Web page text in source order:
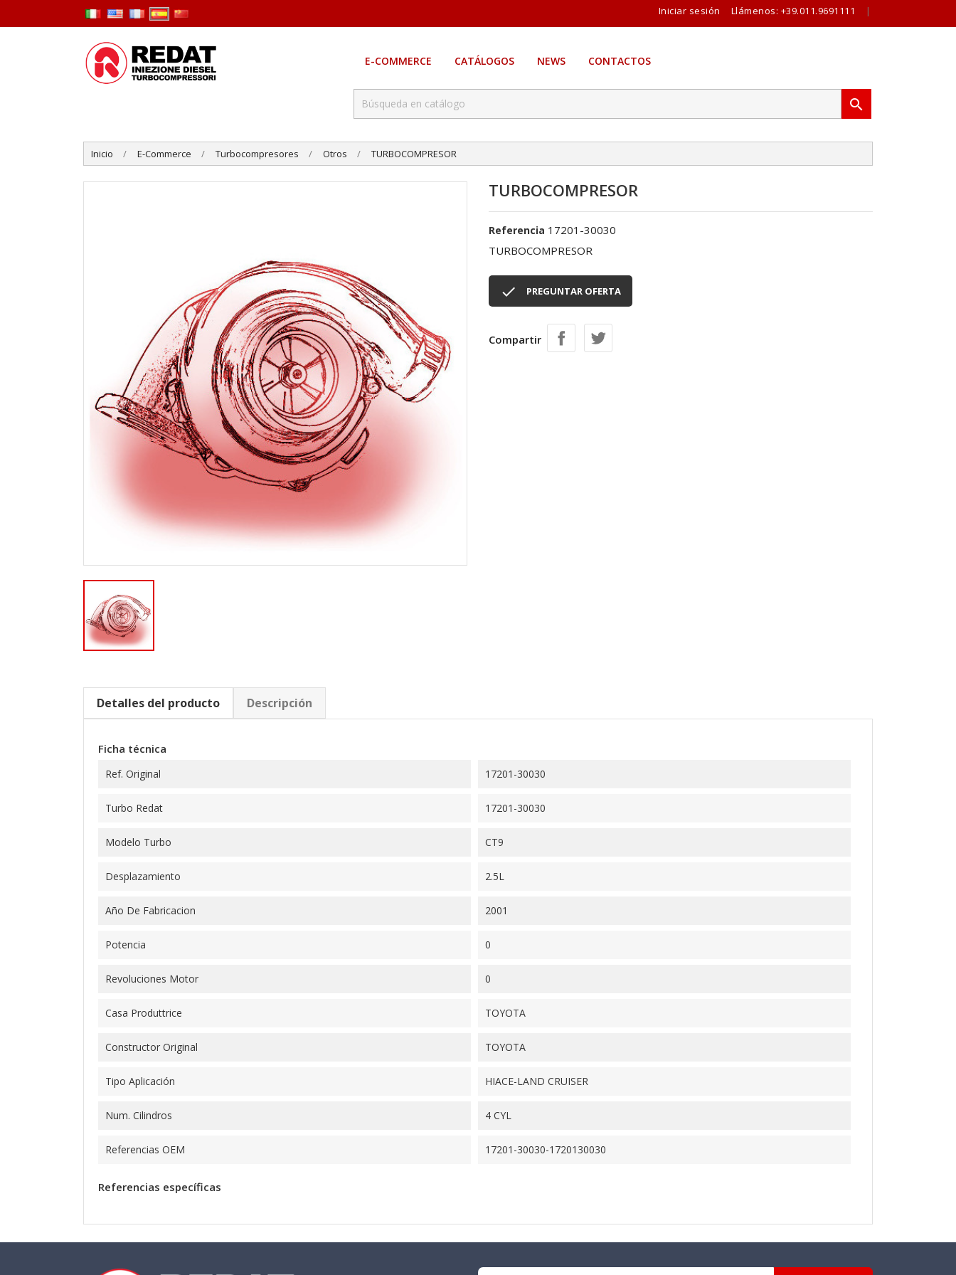
Iniciar sesión Llámenos: +39.011.9691111 |
E-COMMERCE CATÁLOGOS NEWS CONTACTOS

Inicio E-Commerce Turbocompresores Otros TURBOCOMPRESOR
TURBOCOMPRESOR
Referencia 17201-30030
TURBOCOMPRESOR
 PREGUNTAR OFERTA
Compartir
Detalles del producto Descripción
Ficha técnica
Ref. Original 17201-30030
Turbo Redat 17201-30030
Modelo Turbo CT9
Desplazamiento 2.5L
Año De Fabricacion 2001
Potencia 0
Revoluciones Motor 0
Casa Produttrice TOYOTA
Constructor Original TOYOTA
Tipo Aplicación HIACE-LAND CRUISER
Num. Cilindros 4 CYL
Referencias OEM 17201-30030-1720130030
Referencias específicas